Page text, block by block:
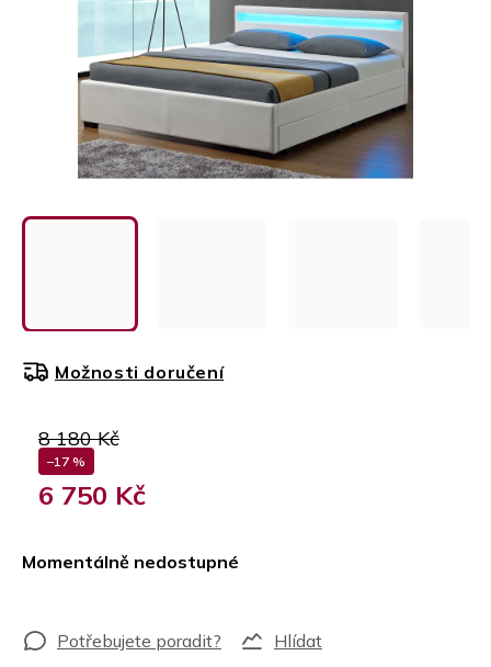
8 180 Kč
–17 %
6 750 Kč
Momentálně nedostupné
Možnosti doručení
Hlídat